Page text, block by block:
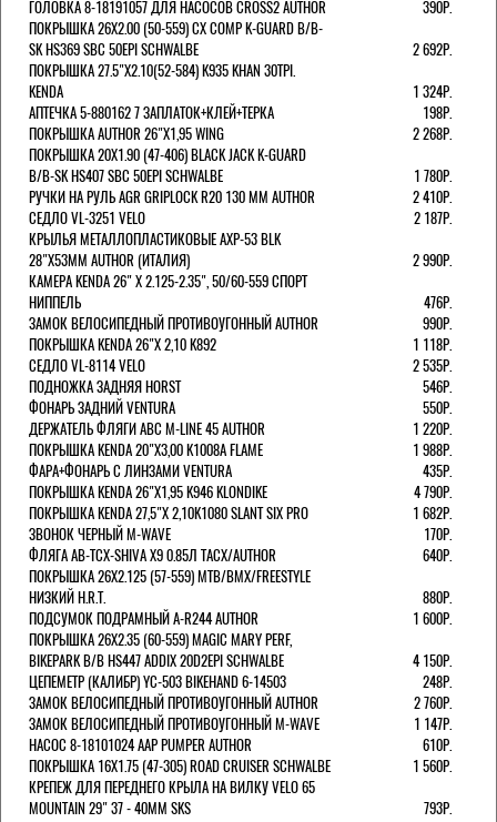
ГОЛОВКА 8-18191057 ДЛЯ НАСОСОВ CROSS2 AUTHOR
390Р.
ПОКРЫШКА 26X2.00 (50-559) CX COMP K-GUARD B/B-
SK HS369 SBC 50EPI SCHWALBE
2 692Р.
ПОКРЫШКА 27.5"Х2.10(52-584) K935 KHAN 30TPI.
KENDA
1 324Р.
АПТЕЧКА 5-880162 7 ЗАПЛАТОК+КЛЕЙ+ТЕРКА
198Р.
ПОКРЫШКА AUTHOR 26"Х1,95 WING
2 268Р.
ПОКРЫШКА 20X1.90 (47-406) BLACK JACK K-GUARD
B/B-SK HS407 SBC 50EPI SCHWALBE
1 780Р.
РУЧКИ НА РУЛЬ AGR GRIPLOCK R20 130 ММ AUTHOR
2 410Р.
СЕДЛО VL-3251 VELO
2 187Р.
КРЫЛЬЯ МЕТАЛЛОПЛАСТИКОВЫЕ AXP-53 BLK
28"Х53ММ AUTHOR (ИТАЛИЯ)
2 990Р.
КАМЕРА KENDA 26" Х 2.125-2.35", 50/60-559 СПОРТ
НИППЕЛЬ
476Р.
ЗАМОК ВЕЛОСИПЕДНЫЙ ПРОТИВОУГОННЫЙ AUTHOR
990Р.
ПОКРЫШКА KENDA 26"Х 2,10 K892
1 118Р.
СЕДЛО VL-8114 VELO
2 535Р.
ПОДНОЖКА ЗАДНЯЯ HORST
546Р.
ФОНАРЬ ЗАДНИЙ VENTURA
550Р.
ДЕРЖАТЕЛЬ ФЛЯГИ АВС M-LINE 45 AUTHOR
1 220Р.
ПОКРЫШКА KENDA 20"Х3,00 K1008A FLAME
1 988Р.
ФАРА+ФОНАРЬ С ЛИНЗАМИ VENTURA
435Р.
ПОКРЫШКА KENDA 26"Х1,95 K946 KLONDIKE
4 790Р.
ПОКРЫШКА KENDA 27,5"Х 2,10K1080 SLANT SIX PRO
1 682Р.
ЗВОНОК ЧЕРНЫЙ M-WAVE
170Р.
ФЛЯГА AB-TCX-SHIVA X9 0.85Л TACX/AUTHOR
640Р.
ПОКРЫШКА 26X2.125 (57-559) MTB/BMX/FREESTYLE
НИЗКИЙ H.R.T.
880Р.
ПОДСУМОК ПОДРАМНЫЙ A-R244 AUTHOR
1 600Р.
ПОКРЫШКА 26X2.35 (60-559) MAGIC MARY PERF,
BIKEPARK B/B HS447 ADDIX 20D2EPI SCHWALBE
4 150Р.
ЦЕПЕМЕТР (КАЛИБР) YC-503 BIKEHAND 6-14503
248Р.
ЗАМОК ВЕЛОСИПЕДНЫЙ ПРОТИВОУГОННЫЙ AUTHOR
2 760Р.
ЗАМОК ВЕЛОСИПЕДНЫЙ ПРОТИВОУГОННЫЙ M-WAVE
1 147Р.
НАСОС 8-18101024 AAP PUMPER AUTHOR
610Р.
ПОКРЫШКА 16X1.75 (47-305) ROAD CRUISER SCHWALBE
1 560Р.
КРЕПЕЖ ДЛЯ ПЕРЕДНЕГО КРЫЛА НА ВИЛКУ VELO 65
MOUNTAIN 29" 37 - 40ММ SKS
793Р.